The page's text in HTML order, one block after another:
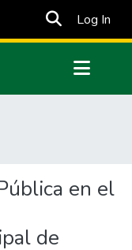
Log In
en el
de